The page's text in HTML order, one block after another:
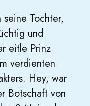
Tochter,
und
eitle Prinz
verdienten
Hey, war
Botschaft von